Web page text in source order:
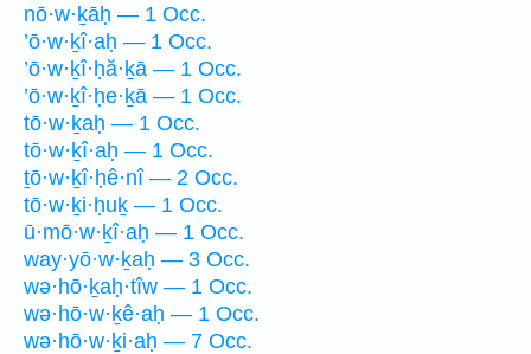
nō·w·ḵāḥ — 1 Occ.
’ō·w·ḵî·aḥ — 1 Occ.
’ō·w·ḵî·ḥă·ḵā — 1 Occ.
’ō·w·ḵî·ḥe·ḵā — 1 Occ.
tō·w·ḵaḥ — 1 Occ.
tō·w·ḵî·aḥ — 1 Occ.
ṯō·w·ḵî·ḥê·nî — 2 Occ.
tō·w·ḵi·ḥuḵ — 1 Occ.
ū·mō·w·ḵî·aḥ — 1 Occ.
way·yō·w·ḵaḥ — 3 Occ.
wə·hō·ḵaḥ·tîw — 1 Occ.
wə·hō·w·ḵê·aḥ — 1 Occ.
wə·hō·w·ḵi·aḥ — 7 Occ.